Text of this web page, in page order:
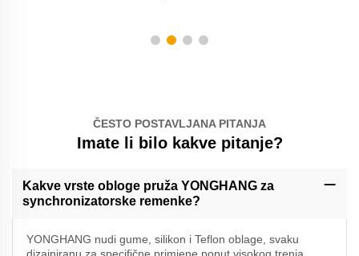
ČESTO POSTAVLJANA PITANJA
Imate li bilo kakve pitanje?
Kakve vrste obloge pruža YONGHANG za
synchronizatorske remenke?
YONGHANG nudi gume, silikon i Teflon oblage, svaku